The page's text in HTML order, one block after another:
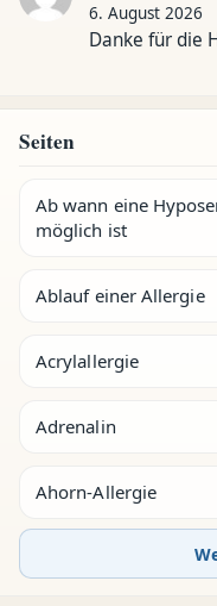
6. August 2026
Danke für die
Seiten
Ab wann eine
möglich ist
Ablauf einer Allergie
Acrylallergie
Adrenalin
Ahorn-Allergie